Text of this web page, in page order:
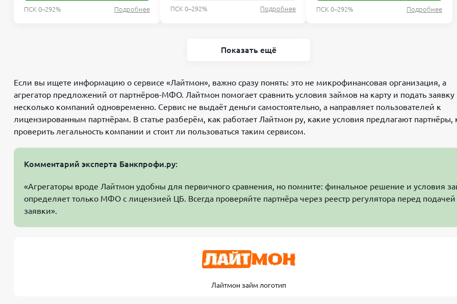
ПСК 0–292% Подробнее ПСК 0–292% Подробнее ПСК 0–292% Подробнее
Показать ещё
Если вы ищете информацию о сервисе «Лайтмон», важно сразу понять: это не микрофинансовая организация, а
агрегатор предложений от партнёров-МФО. Лайтмон помогает сравнить условия займов на карту и подать заявку
несколько компаний одновременно. Сервис не выдаёт деньги самостоятельно, а направляет пользователей к
лицензированным партнёрам. В статье разберём, как работает Лайтмон ру, какие условия предлагают партнёры,
проверить легальность компании и стоит ли пользоваться таким сервисом.
Комментарий эксперта Банкпрофи.ру:
«Агрегаторы вроде Лайтмон удобны для первичного сравнения, но помните: финальное решение и условия
определяет только МФО с лицензией ЦБ. Всегда проверяйте партнёра через реестр регулятора перед подачей
заявки».
Лайтмон займ логотип